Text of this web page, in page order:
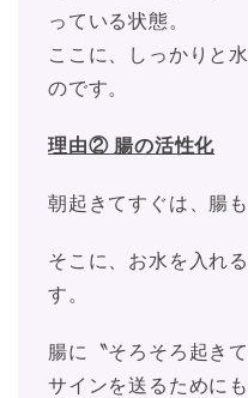
っている状態。
ここに、しっかりと
のです。
理由② 腸の活性化
朝起きてすぐは、腸
そこに、お水を入れ
す。
腸に〝そろそろ起き
サインを送るためにも